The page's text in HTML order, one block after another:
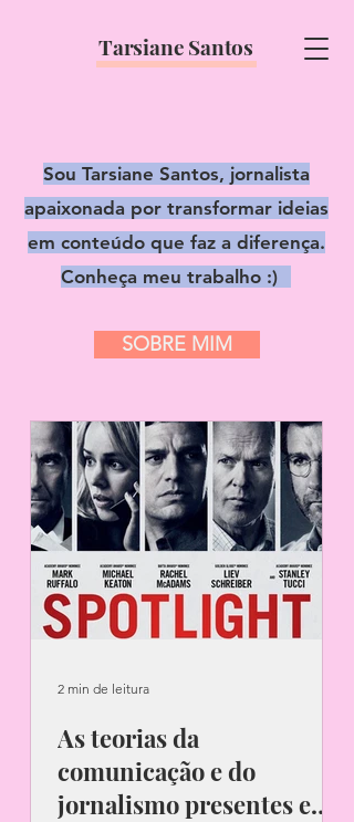
Tarsiane Santos
Sou Tarsiane Santos, jornalista
apaixonada por transformar ideias
em conteúdo que faz a diferença.
Conheça meu trabalho :)⠀
SOBRE MIM
As teorias da
comunicação e do
jornalismo presentes em
2 min de leitura